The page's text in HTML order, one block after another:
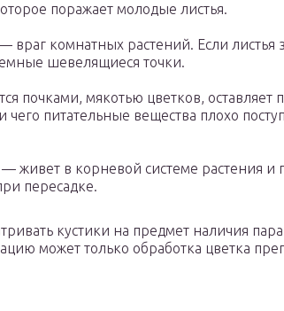
поражает молодые листья.
комнатных растений. Если листья
шевелящиеся точки.
почками, мякотью цветков, оставляет
чего питательные вещества плохо
живет в корневой системе растения и
пересадке.
кустики на предмет наличия
может только обработка цветка